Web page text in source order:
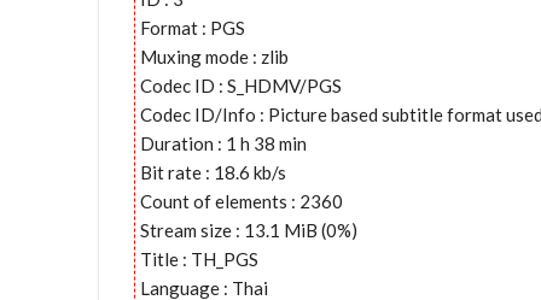
Format : PGS
Muxing mode : zlib
Codec ID : S_HDMV/PGS
Codec ID/Info : Picture based subtitle format
Duration : 1 h 38 min
Bit rate : 18.6 kb/s
Count of elements : 2360
Stream size : 13.1 MiB (0%)
Title : TH_PGS
Language : Thai